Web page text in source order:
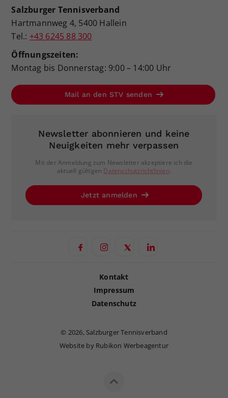
Salzburger Tennisverband
Hartmannweg 4, 5400 Hallein
Tel.: +43 6245 88 300
Öffnungszeiten:
Montag bis Donnerstag: 9:00 – 14:00 Uhr
Mail an den STV senden
Newsletter abonnieren und keine
Neuigkeiten mehr verpassen
Mit der Anmeldung zum Newsletter akzeptiere ich die
aktuell gültigen Datenschutzrichtlinien.
Jetzt anmelden
Kontakt
Impressum
Datenschutz
© 2026, Salzburger Tennisverband
Website by Rubikon Werbeagentur